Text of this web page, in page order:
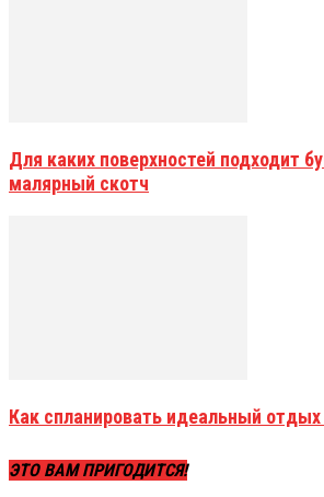
Для каких поверхностей подходит
малярный скотч
Как спланировать идеальный
ЭТО ВАМ ПРИГОДИТСЯ!